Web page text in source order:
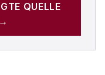
QUELLE